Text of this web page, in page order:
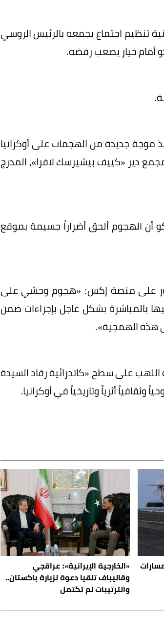
تنظيم اجتماع يجمعه بالرئيس الروسي
أمام خيار يصعب رفضه.
موجة جديدة من الهجمات على أوكرانيا
دير «كييف بيشيرسك لافرا»، المدرج
أن الهجوم ألحق أضراراً جسيمة بموقع
على منصة إكس: «هجوم وحشي على
بالمباشرة بشكل عاجل بإجراءات ضمن
هذه الهمجية».
على سطح «كاتدرائية رقاد السيدة
أثرياً وتاريخياً في أوكرانيا.
«الخارجية الإيرانية»: عراقجي
وقاليباف تلقيا دعوة لزيارة باكستان..
والترتيبات لم تكتمل